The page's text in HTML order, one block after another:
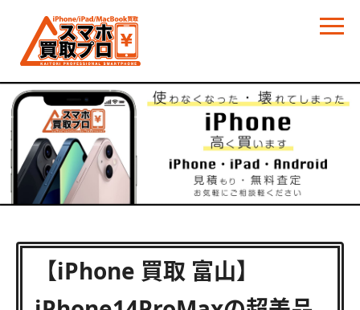
【iPhone 買取 富山】